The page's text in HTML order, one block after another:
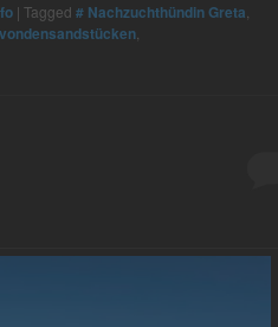
| Tagged # Nachzuchthündin Greta